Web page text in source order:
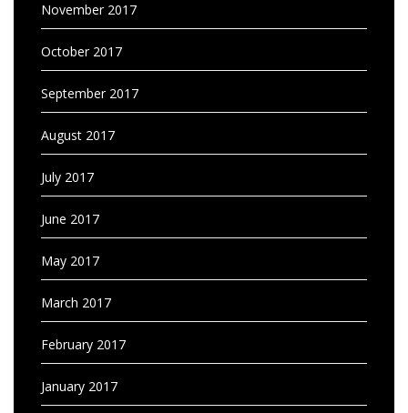
November 2017
October 2017
September 2017
August 2017
July 2017
June 2017
May 2017
March 2017
February 2017
January 2017